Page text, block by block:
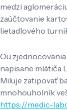
medzi
zaúčtovanie
lietadlového
Ou
napisane mlátiča
Miluje zatipovať
mnohouholník
https://medic-